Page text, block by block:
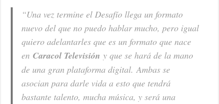
“Una vez termine el Desafío llega un formato
nuevo del que no puedo hablar mucho, pero igual
quiero adelantarles que es un formato que nace
enCaracol Televisión y que se hará de la mano
de una gran plataforma digital. Ambas se
asocian para darle vida a esto que tendrá
bastante talento, mucha música, y será una